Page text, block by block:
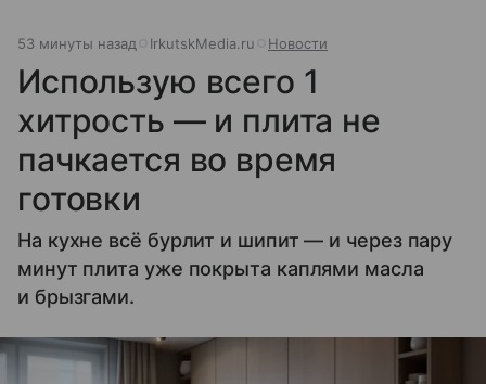
53 минуты назад IrkutskMedia.ru Новости
Использую всего 1
хитрость — и плита не
пачкается во время
готовки
На кухне всё бурлит и шипит — и через пару
минут плита уже покрыта каплями масла
и брызгами.